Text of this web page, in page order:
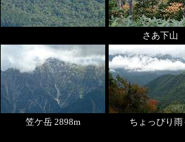
さあ下山
笠ケ岳 2898m ちょっぴり雨